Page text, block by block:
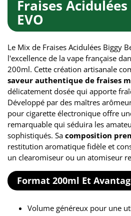
Fraises
EVO
Le Mix de Fraises Acidulées Biggy
l'excellence de la vape française
200ml. Cette création artisanale
saveur authentique de fraises
délicatement dosée qui apporte
Développé par des maîtres
pour cigarette électronique offre
remarquable qui séduira les
sophistiqués. Sa composition
restitution aromatique fidèle et
un clearomiseur ou un atomiseur
Format 200ml Et
Volume généreux pour une